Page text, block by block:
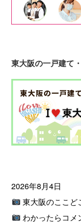
東大阪の一戸建て
2026年8月4日
東大阪のここど
わかったらコメ